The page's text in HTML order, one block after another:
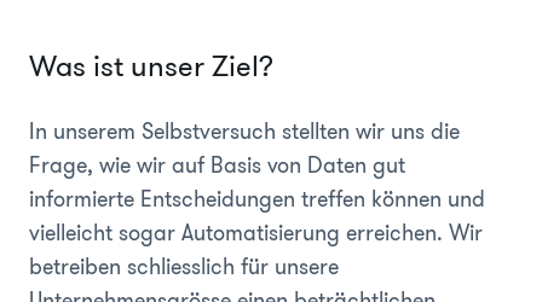
Was ist unser Ziel?
In unserem Selbstversuch stellten wir uns die
Frage, wie wir auf Basis von Daten gut
informierte Entscheidungen treffen können und
vielleicht sogar Automatisierung erreichen. Wir
betreiben schliesslich für unsere